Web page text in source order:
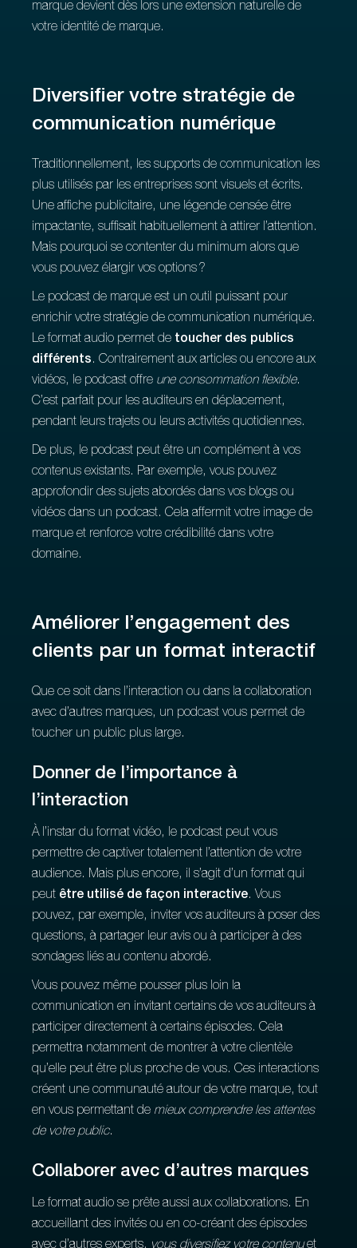
marque devient dès lors une extension naturelle de
votre identité de marque.
Diversifier votre stratégie de
communication numérique
Traditionnellement, les supports de communication les
plus utilisés par les entreprises sont visuels et écrits.
Une affiche publicitaire, une légende censée être
impactante, suffisait habituellement à attirer l’attention.
Mais pourquoi se contenter du minimum alors que
vous pouvez élargir vos options ?
Le podcast de marque est un outil puissant pour
enrichir votre stratégie de communication numérique.
Le format audio permet de toucher des publics
différents. Contrairement aux articles ou encore aux
vidéos, le podcast offre une consommation flexible.
C’est parfait pour les auditeurs en déplacement,
pendant leurs trajets ou leurs activités quotidiennes.
De plus, le podcast peut être un complément à vos
contenus existants. Par exemple, vous pouvez
approfondir des sujets abordés dans vos blogs ou
vidéos dans un podcast. Cela affermit votre image de
marque et renforce votre crédibilité dans votre
domaine.
Améliorer l’engagement des
clients par un format interactif
Que ce soit dans l’interaction ou dans la collaboration
avec d’autres marques, un podcast vous permet de
toucher un public plus large.
Donner de l’importance à
l’interaction
À l’instar du format vidéo, le podcast peut vous
permettre de captiver totalement l’attention de votre
audience. Mais plus encore, il s’agit d’un format qui
peut être utilisé de façon interactive. Vous
pouvez, par exemple, inviter vos auditeurs à poser des
questions, à partager leur avis ou à participer à des
sondages liés au contenu abordé.
Vous pouvez même pousser plus loin la
communication en invitant certains de vos auditeurs à
participer directement à certains épisodes. Cela
permettra notamment de montrer à votre clientèle
qu’elle peut être plus proche de vous. Ces interactions
créent une communauté autour de votre marque, tout
en vous permettant de mieux comprendre les attentes
de votre public.
Collaborer avec d’autres marques
Le format audio se prête aussi aux collaborations. En
accueillant des invités ou en co-créant des épisodes